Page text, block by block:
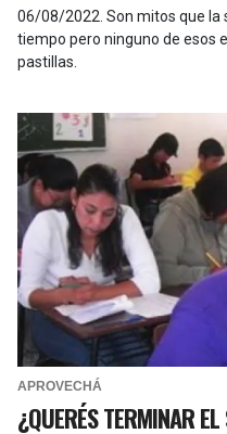
06/08/2022 Son mitos que la
tiempo pero ninguno de esos
pastillas.
APROVECHÁ
¿QUERÉS TERMINAR